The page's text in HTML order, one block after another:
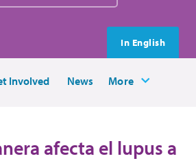
In English
Involved News More
afecta el lupus a